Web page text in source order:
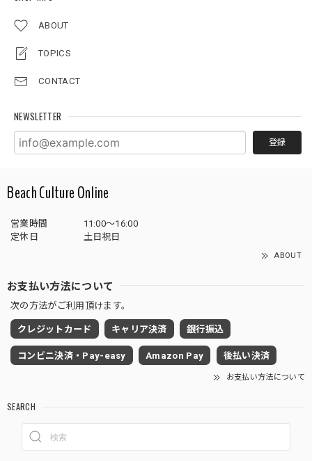
ABOUT
TOPICS
CONTACT
NEWSLETTER
登録
Beach Culture Online
営業時間
11:00～16:00
定休日
土日祝日
ABOUT
お支払い方法について
次の方法がご利用頂けます。
クレジットカード キャリア決済 銀行振込
コンビニ決済・Pay-easy Amazon Pay 後払い決済
お支払い方法について
SEARCH